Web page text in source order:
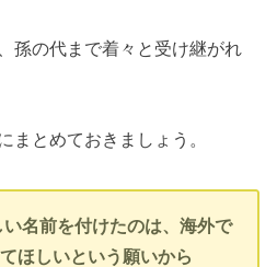
孫の代まで着々と受け継がれ
まとめておきましょう。
名前を付けたのは、海外で
ほしいという願いから